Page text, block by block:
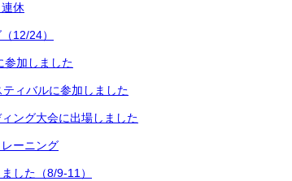
休
12/24）
参加しました
ィバルに参加しました
ング大会に出場しました
ーニング
した（8/9-11）